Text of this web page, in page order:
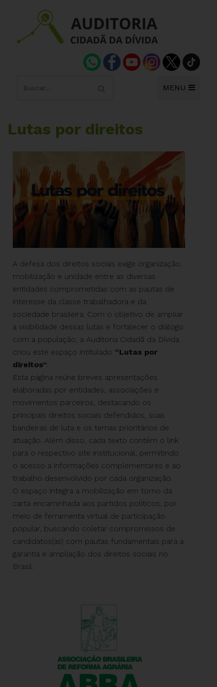
MENU
Lutas por direitos
A defesa dos direitos sociais exige organização,
mobilização e unidade entre as diversas
entidades comprometidas com as pautas de
interesse da classe trabalhadora e da
sociedade brasileira. Com o objetivo de ampliar
a visibilidade dessas lutas e fortalecer o diálogo
com a população, a Auditoria Cidadã da Dívida
criou este espaço intitulado “Lutas por
direitos”
Esta página reúne breves apresentações
elaboradas por entidades, associações e
movimentos parceiros, destacando os
principais direitos sociais defendidos, suas
bandeiras de luta e os temas prioritários de
atuação. Além disso, cada texto contém o link
para o respectivo site institucional, permitindo
o acesso a informações complementares e ao
trabalho desenvolvido por cada organização.
O espaço integra a mobilização em torno da
carta encaminhada aos partidos políticos, por
meio de ferramenta virtual de participação
popular, buscando coletar compromissos de
candidatos(as) com pautas fundamentais para a
garantia e ampliação dos direitos sociais no
Brasil.